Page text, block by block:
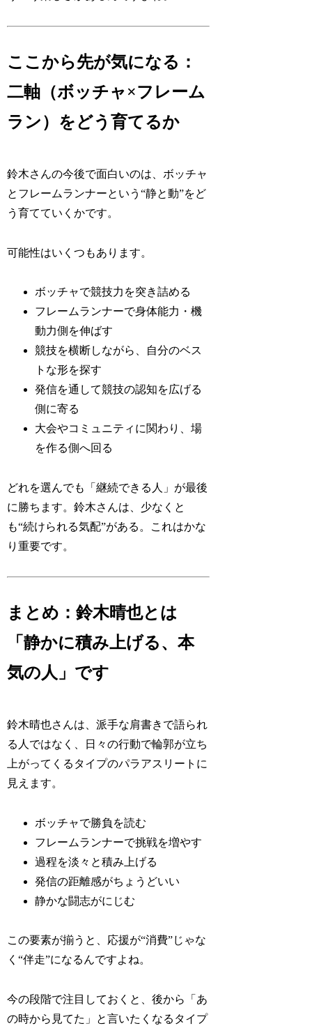
ここから先が気になる：
二軸（ボッチャ×フレーム
ラン）をどう育てるか
鈴木さんの今後で面白いのは、ボッチャ
とフレームランナーという“静と動”をど
う育てていくかです。
可能性はいくつもあります。
ボッチャで競技力を突き詰める
フレームランナーで身体能力・機
動力側を伸ばす
競技を横断しながら、自分のベス
トな形を探す
発信を通して競技の認知を広げる
側に寄る
大会やコミュニティに関わり、場
を作る側へ回る
どれを選んでも「継続できる人」が最後
に勝ちます。鈴木さんは、少なくと
も“続けられる気配”がある。これはかな
り重要です。
まとめ：鈴木晴也とは
「静かに積み上げる、本
気の人」です
鈴木晴也さんは、派手な肩書きで語られ
る人ではなく、日々の行動で輪郭が立ち
上がってくるタイプのパラアスリートに
見えます。
ボッチャで勝負を読む
フレームランナーで挑戦を増やす
過程を淡々と積み上げる
発信の距離感がちょうどいい
静かな闘志がにじむ
この要素が揃うと、応援が“消費”じゃな
く“伴走”になるんですよね。
今の段階で注目しておくと、後から「あ
の時から見てた」と言いたくなるタイプ